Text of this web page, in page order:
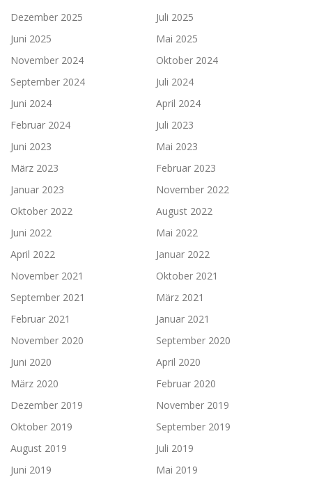
Dezember 2025
Juli 2025
Juni 2025
Mai 2025
November 2024
Oktober 2024
September 2024
Juli 2024
Juni 2024
April 2024
Februar 2024
Juli 2023
Juni 2023
Mai 2023
März 2023
Februar 2023
Januar 2023
November 2022
Oktober 2022
August 2022
Juni 2022
Mai 2022
April 2022
Januar 2022
November 2021
Oktober 2021
September 2021
März 2021
Februar 2021
Januar 2021
November 2020
September 2020
Juni 2020
April 2020
März 2020
Februar 2020
Dezember 2019
November 2019
Oktober 2019
September 2019
August 2019
Juli 2019
Juni 2019
Mai 2019